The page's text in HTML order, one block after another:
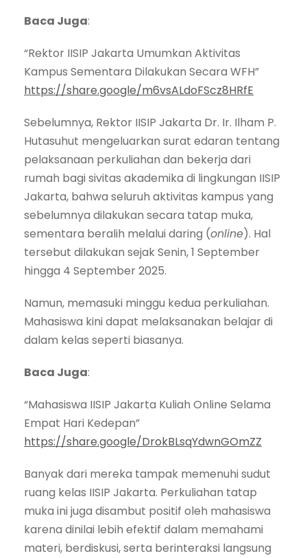
Baca Juga:
“Rektor IISIP Jakarta Umumkan Aktivitas
Kampus Sementara Dilakukan Secara WFH”
https://share.google/m6vsALdoFScz8HRfE
Sebelumnya, Rektor IISIP Jakarta Dr. Ir. Ilham P.
Hutasuhut mengeluarkan surat edaran tentang
pelaksanaan perkuliahan dan bekerja dari
rumah bagi sivitas akademika di lingkungan IISIP
Jakarta, bahwa seluruh aktivitas kampus yang
sebelumnya dilakukan secara tatap muka,
sementara beralih melalui daring (online). Hal
tersebut dilakukan sejak Senin, 1 September
hingga 4 September 2025.
Namun, memasuki minggu kedua perkuliahan.
Mahasiswa kini dapat melaksanakan belajar di
dalam kelas seperti biasanya.
Baca Juga:
“Mahasiswa IISIP Jakarta Kuliah Online Selama
Empat Hari Kedepan”
https://share.google/DrokBLsqYdwnGOmZZ
Banyak dari mereka tampak memenuhi sudut
ruang kelas IISIP Jakarta. Perkuliahan tatap
muka ini juga disambut positif oleh mahasiswa
karena dinilai lebih efektif dalam memahami
materi, berdiskusi, serta berinteraksi langsung